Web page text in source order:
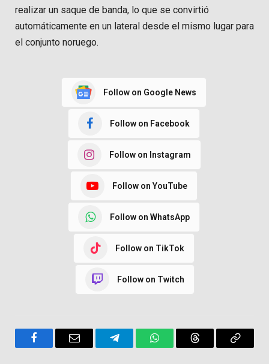
realizar un saque de banda, lo que se convirtió
automáticamente en un lateral desde el mismo lugar para
el conjunto noruego.
Follow on Google News
Follow on Facebook
Follow on Instagram
Follow on YouTube
Follow on WhatsApp
Follow on TikTok
Follow on Twitch
FacebookEmail TelegramWhatsAppThreads Copy